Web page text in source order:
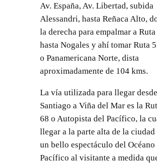
Av. España, Av. Libertad, subida
Alessandri, hasta Reñaca Alto,
la derecha para empalmar a Ruta
hasta Nogales y ahí tomar Ruta
o Panamericana Norte, dista
aproximadamente de 104 kms.
La vía utilizada para llegar desde
Santiago a Viña del Mar es la
68 o Autopista del Pacífico, la
llegar a la parte alta de la ciudad
un bello espectáculo del Océano
Pacífico al visitante a medida